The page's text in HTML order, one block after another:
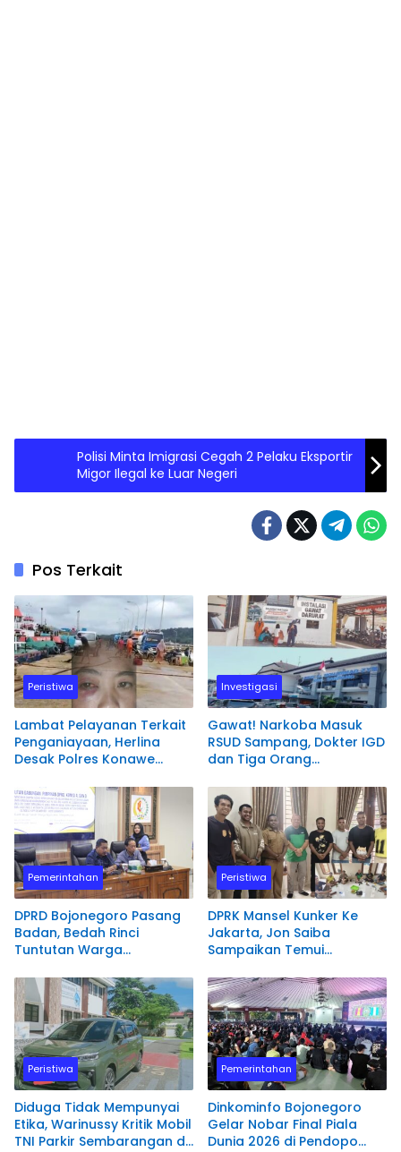
Polisi Minta Imigrasi Cegah 2 Pelaku Eksportir
Migor Ilegal ke Luar Negeri
Pos Terkait
Peristiwa
Lambat Pelayanan Terkait
Penganiayaan, Herlina
Desak Polres Konawe
Laporannya.
Investigasi
Gawat! Narkoba Masuk
RSUD Sampang, Dokter IGD
dan Tiga Orang
Pemerintahan
DPRD Bojonegoro Pasang
Badan, Bedah Rinci
Tuntutan Warga
Bendungan Karangnongko
Peristiwa
DPRK Mansel Kunker Ke
Jakarta, Jon Saiba
Sampaikan Temui
Melaksanakan Diskusi
Terkait Masa Depan
Sumber daya Manusia.
Peristiwa
Diduga Tidak Mempunyai
Etika, Warinussy Kritik Mobil
TNI Parkir Sembarangan di
Pemerintahan
Dinkominfo Bojonegoro
Gelar Nobar Final Piala
Dunia 2026 di Pendopo